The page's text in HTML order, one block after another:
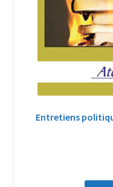
Entretiens